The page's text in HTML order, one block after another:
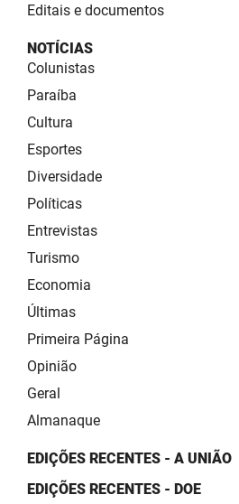
Editais e documentos
NOTÍCIAS
Colunistas
Paraíba
Cultura
Esportes
Diversidade
Políticas
Entrevistas
Turismo
Economia
Últimas
Primeira Página
Opinião
Geral
Almanaque
EDIÇÕES RECENTES - A UNIÃO
EDIÇÕES RECENTES - DOE